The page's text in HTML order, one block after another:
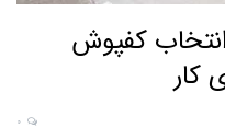
کفپوش
کار